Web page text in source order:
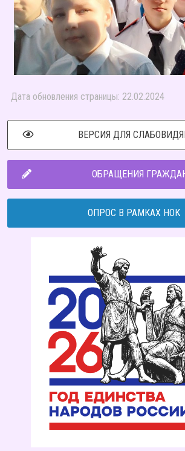
Дата обновления страницы: 22.02.2024
ВЕРСИЯ ДЛЯ
ОБРАЩЕНИЯ
ОПРОС В РАМКАХ НОК